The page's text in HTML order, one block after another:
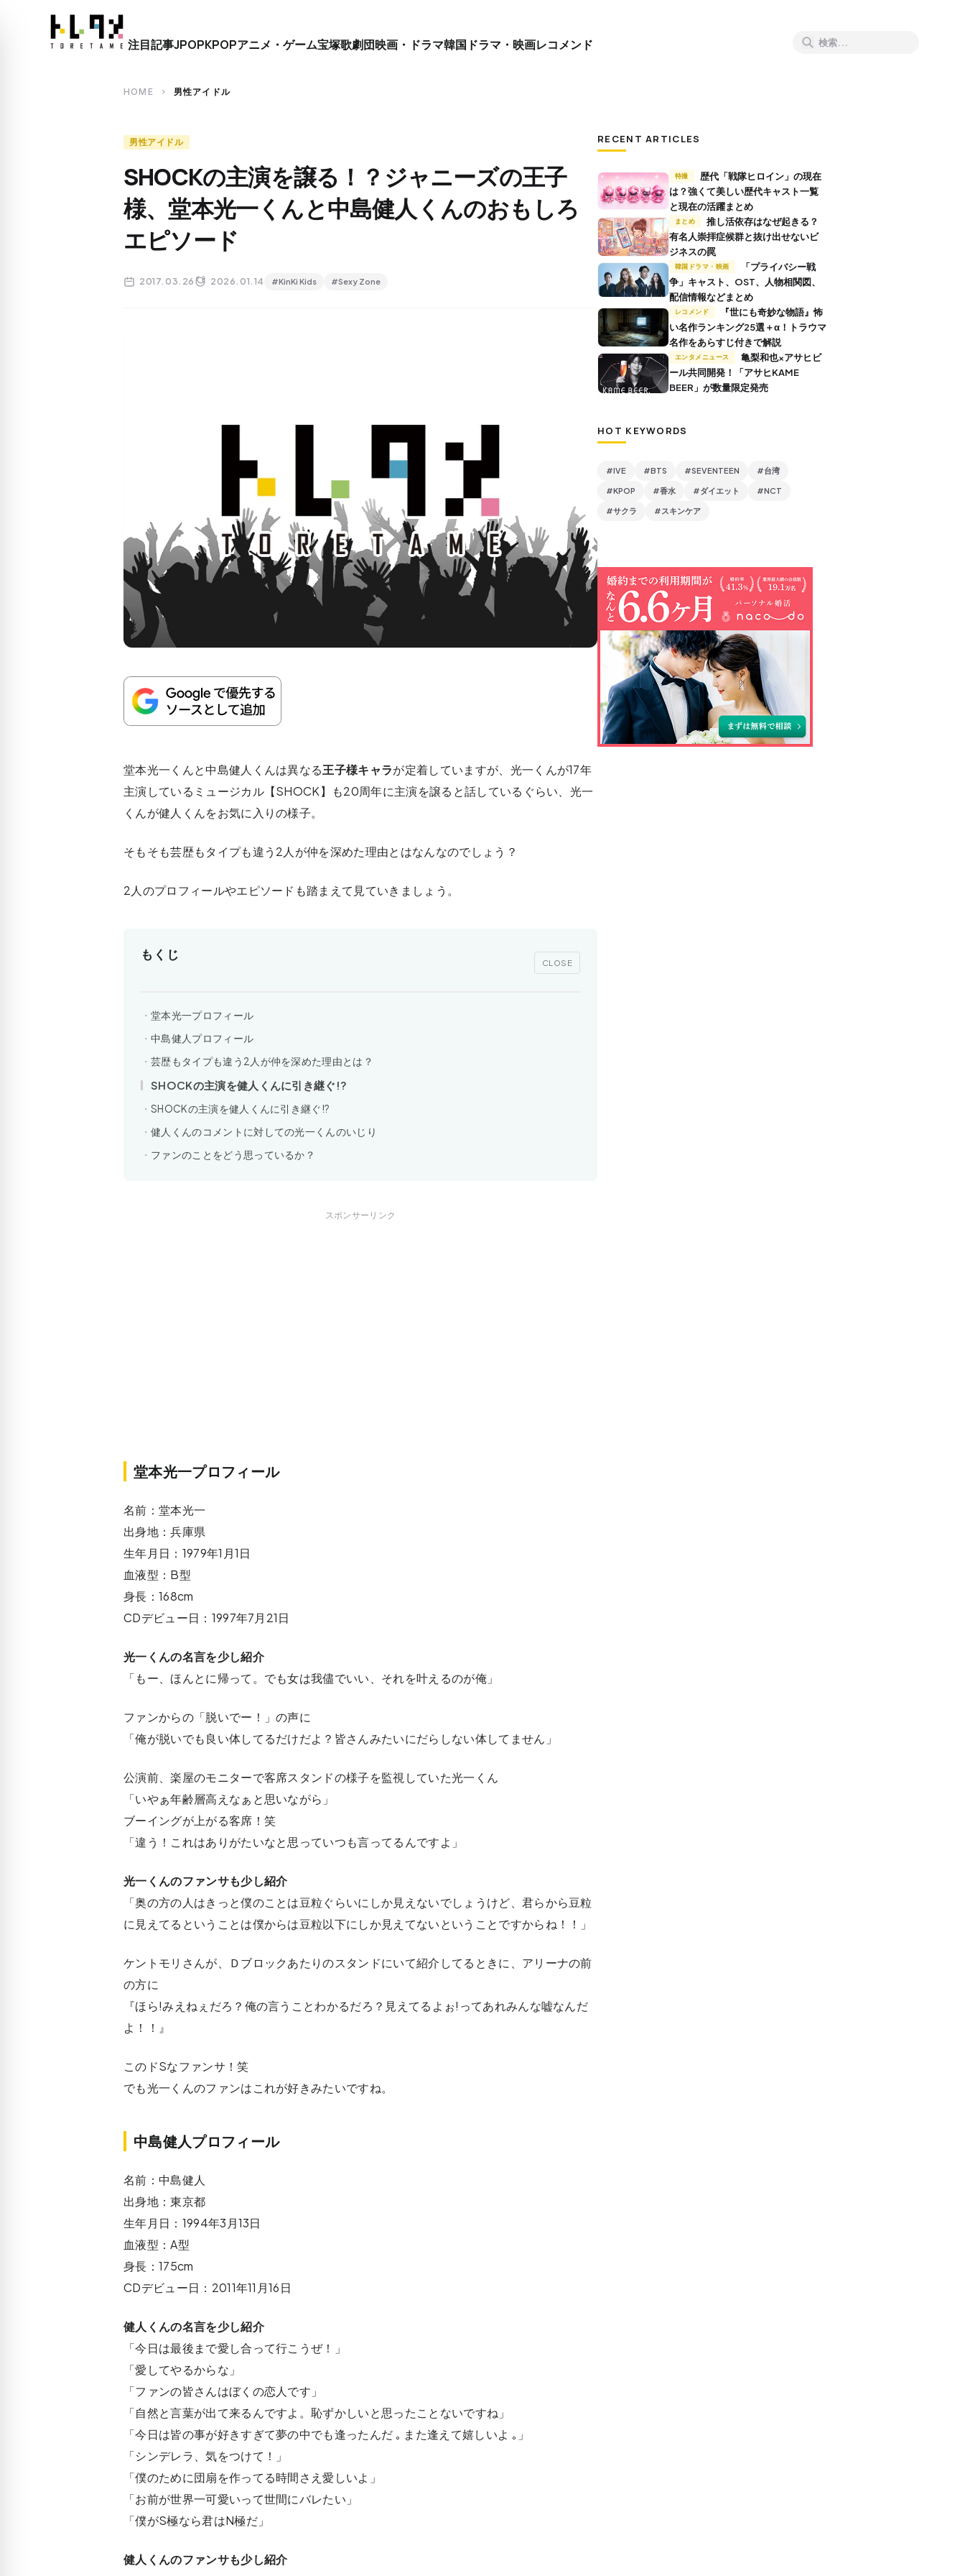
close
注目記事JPOPKPOPアニメ・ゲーム宝塚歌劇団映画・ドラマ韓国ドラマ・映画レコメンド
HOME chevron_right 男性アイドル
男性アイドル
SHOCKの主演を譲る！？ジャニーズの王子
様、堂本光一くんと中島健人くんのおもしろ
エピソード
2017.03.26 2026.01.14 #KinKi Kids #Sexy Zone
堂本光一くんと中島健人くんは異なる王子様キャラが定着していますが、光一くんが17年
主演しているミュージカル【SHOCK】も20周年に主演を譲ると話しているぐらい、光一
くんが健人くんをお気に入りの様子。
そもそも芸歴もタイプも違う2人が仲を深めた理由とはなんなのでしょう？
2人のプロフィールやエピソードも踏まえて見ていきましょう。
もくじ
CLOSE
堂本光一プロフィール
中島健人プロフィール
芸歴もタイプも違う2人が仲を深めた理由とは？
SHOCKの主演を健人くんに引き継ぐ!?
SHOCKの主演を健人くんに引き継ぐ!?
健人くんのコメントに対しての光一くんのいじり
ファンのことをどう思っているか？
スポンサーリンク
堂本光一プロフィール
名前：堂本光一
出身地：兵庫県
生年月日：1979年1月1日
血液型：B型
身長：168cm
CDデビュー日：1997年7月21日
光一くんの名言を少し紹介
「もー、ほんとに帰って。でも女は我儘でいい、それを叶えるのが俺」
ファンからの「脱いでー！」の声に
「俺が脱いでも良い体してるだけだよ？皆さんみたいにだらしない体してません」
公演前、楽屋のモニターで客席スタンドの様子を監視していた光一くん
「いやぁ年齢層高えなぁと思いながら」
ブーイングが上がる客席！笑
「違う！これはありがたいなと思っていつも言ってるんですよ」
光一くんのファンサも少し紹介
「奥の方の人はきっと僕のことは豆粒ぐらいにしか見えないでしょうけど、君らから豆粒
に見えてるということは僕からは豆粒以下にしか見えてないということですからね！！」
ケントモリさんが、Ｄブロックあたりのスタンドにいて紹介してるときに、アリーナの前
の方に
『ほら!みえねぇだろ？俺の言うことわかるだろ？見えてるよぉ!ってあれみんな嘘なんだ
よ！！』
このドSなファンサ！笑
でも光一くんのファンはこれが好きみたいですね。
中島健人プロフィール
名前：中島健人
出身地：東京都
生年月日：1994年3月13日
血液型：A型
身長：175cm
CDデビュー日：2011年11月16日
健人くんの名言を少し紹介
「今日は最後まで愛し合って行こうぜ！」
「愛してやるからな」
「ファンの皆さんはぼくの恋人です」
「自然と言葉が出て来るんですよ。恥ずかしいと思ったことないですね」
「今日は皆の事が好きすぎて夢の中でも逢ったんだ ｡ また逢えて嬉しいよ ｡」
「シンデレラ、気をつけて！」
「僕のために団扇を作ってる時間さえ愛しいよ」
「お前が世界一可愛いって世間にバレたい」
「僕がS極なら君はN極だ」
健人くんのファンサも少し紹介
RECENT ARTICLES
特撮
は？強くて美しい歴代キャスト一覧
と現在の活躍まとめ
まとめ
推し活依存はなぜ起きる？
有名人崇拝症候群と抜け出せないビ
ジネスの罠
韓国ドラマ・映画
争」キャスト、OST、人物相関図、
配信情報などまとめ
レコメンド
い名作ランキング25選＋α！トラウマ
名作をあらすじ付きで解説
エンタメニュース
ール共同開発！「アサヒKAME
BEER」が数量限定発売
HOT KEYWORDS
#IVE #BTS #SEVENTEEN #台湾
#KPOP #香水 #ダイエット #NCT
#サクラ #スキンケア